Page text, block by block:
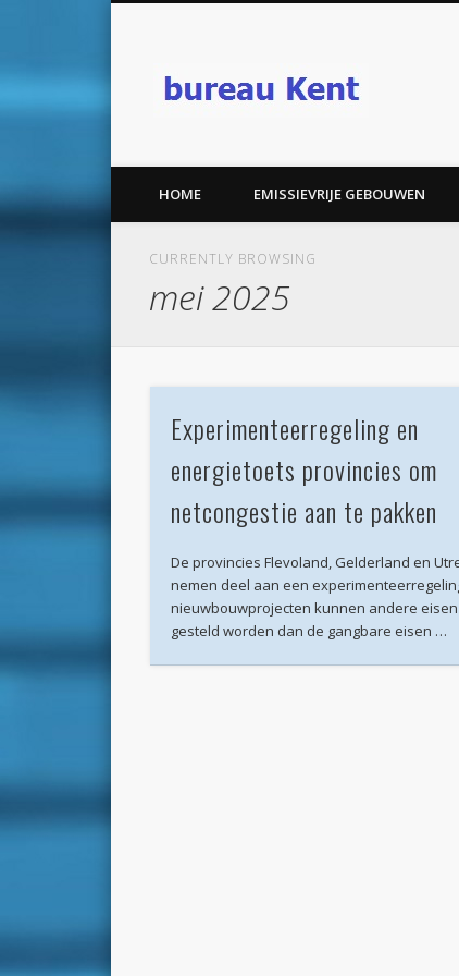
HOME EMISSIEVRIJE GEBOUWEN
CURRENTLY BROWSING
mei 2025
Experimenteerregeling en
energietoets provincies om
netcongestie aan te pakken
De provincies Flevoland, Gelderland en
nemen deel aan een
nieuwbouwprojecten kunnen andere eisen
gesteld worden dan de gangbare eisen …